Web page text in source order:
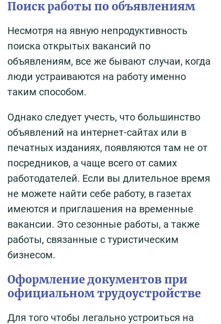
Поиск работы по объявлениям
Несмотря на явную непродуктивность
поиска открытых вакансий по
объявлениям, все же бывают случаи, когда
люди устраиваются на работу именно
таким способом.
Однако следует учесть, что большинство
объявлений на интернет-сайтах или в
печатных изданиях, появляются там не от
посредников, а чаще всего от самих
работодателей. Если вы длительное время
не можете найти себе работу, в газетах
имеются и приглашения на временные
вакансии. Это сезонные работы, а также
работы, связанные с туристическим
бизнесом.
Оформление документов при
официальном трудоустройстве
Для того чтобы легально устроиться на